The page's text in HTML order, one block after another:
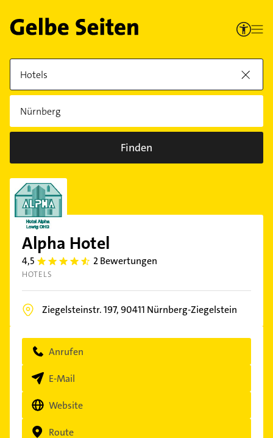
Finden
Alpha Hotel
4,5 4.5 2 Bewertungen
HOTELS
Ziegelsteinstr. 197,90411 Nürnberg-Ziegelstein
Anrufen
E-Mail
Website
Route